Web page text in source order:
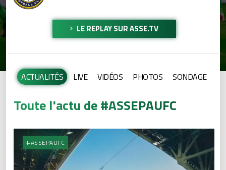
LE REPLAY SUR ASSE.TV
ACTUALITÉS LIVE VIDÉOS PHOTOS SONDAGE
Toute l'actu de #ASSEPAUFC
#ASSEPAUFC